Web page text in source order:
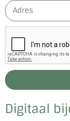
Digitaal